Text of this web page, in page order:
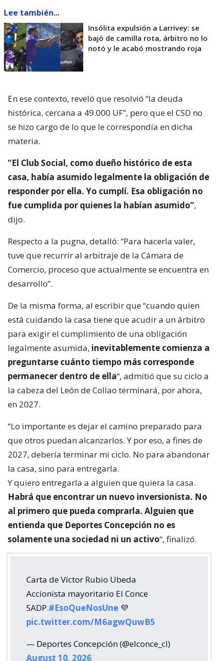
Lee también...
Insólita expulsión a Larrivey: se
bajó de camilla rota, árbitro no lo
notó y le acabó mostrando roja
En ese contexto, reveló que resolvió “la deuda
histórica, cercana a 49.000 UF”, pero que el CSD no
se hizo cargo de lo que le correspondía en dicha
materia.
“El Club Social, como dueño histórico de esta
casa, había asumido legalmente la obligación de
responder por ella. Yo cumplí. Esa obligación no
fue cumplida por quienes la habían asumido”,
dijo.
Respecto a la pugna, detalló: “Para hacerla valer,
tuve que recurrir al arbitraje de la Cámara de
Comercio, proceso que actualmente se encuentra en
desarrollo”.
De la misma forma, al escribir que “cuando quien
está cuidando la casa tiene que acudir a un árbitro
para exigir el cumplimiento de una obligación
legalmente asumida, inevitablemente comienza a
preguntarse cuánto tiempo más corresponde
permanecer dentro de ella“, admitió que su ciclo a
la cabeza del León de Collao terminará, por ahora,
en 2027.
“Lo importante es dejar el camino preparado para
que otros puedan alcanzarlos. Y por eso, a fines de
2027, debería terminar mi ciclo. No para abandonar
la casa, sino para entregarla.
Y quiero entregarla a alguien que quiera la casa.
Habrá que encontrar un nuevo inversionista. No
al primero que pueda comprarla. Alguien que
entienda que Deportes Concepción no es
solamente una sociedad ni un activo“, finalizó.
Carta de Víctor Rubio Ubeda
Accionista mayoritario El Conce
SADP.#EsoQueNosUne 💜
pic.twitter.com/M6agwQuwB5
— Deportes Concepción (@elconce_cl)
August 10, 2026